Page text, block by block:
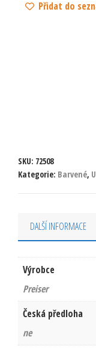
Přidat do
SKU: 72508
Kategorie: Barvené,
DALŠÍ INFORMACE
Výrobce
Preiser
Česká předloha
ne